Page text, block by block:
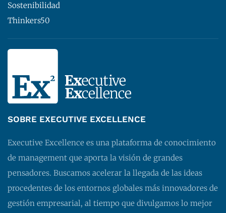
Sostenibilidad
Thinkers50
SOBRE EXECUTIVE EXCELLENCE
Executive Excellence es una plataforma de conocimiento
de management que aporta la visión de grandes
pensadores. Buscamos acelerar la llegada de las ideas
procedentes de los entornos globales más innovadores de
gestión empresarial, al tiempo que divulgamos lo mejor